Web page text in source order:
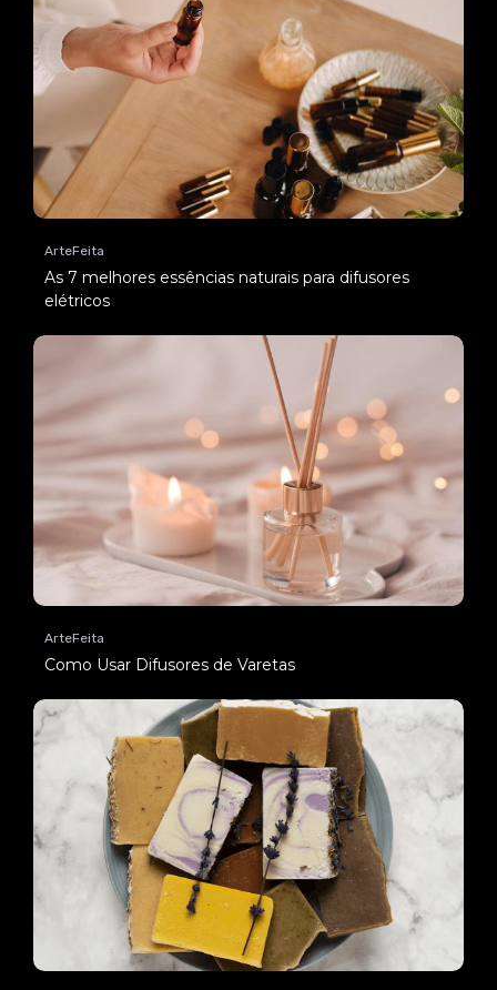
ArteFeita
As 7 melhores essências naturais para difusores
elétricos
ArteFeita
Como Usar Difusores de Varetas